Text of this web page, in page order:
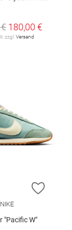
180,00 €
zzgl. Versand
HINZUFÜGEN
ZUR
NIKE
"Pacific W"